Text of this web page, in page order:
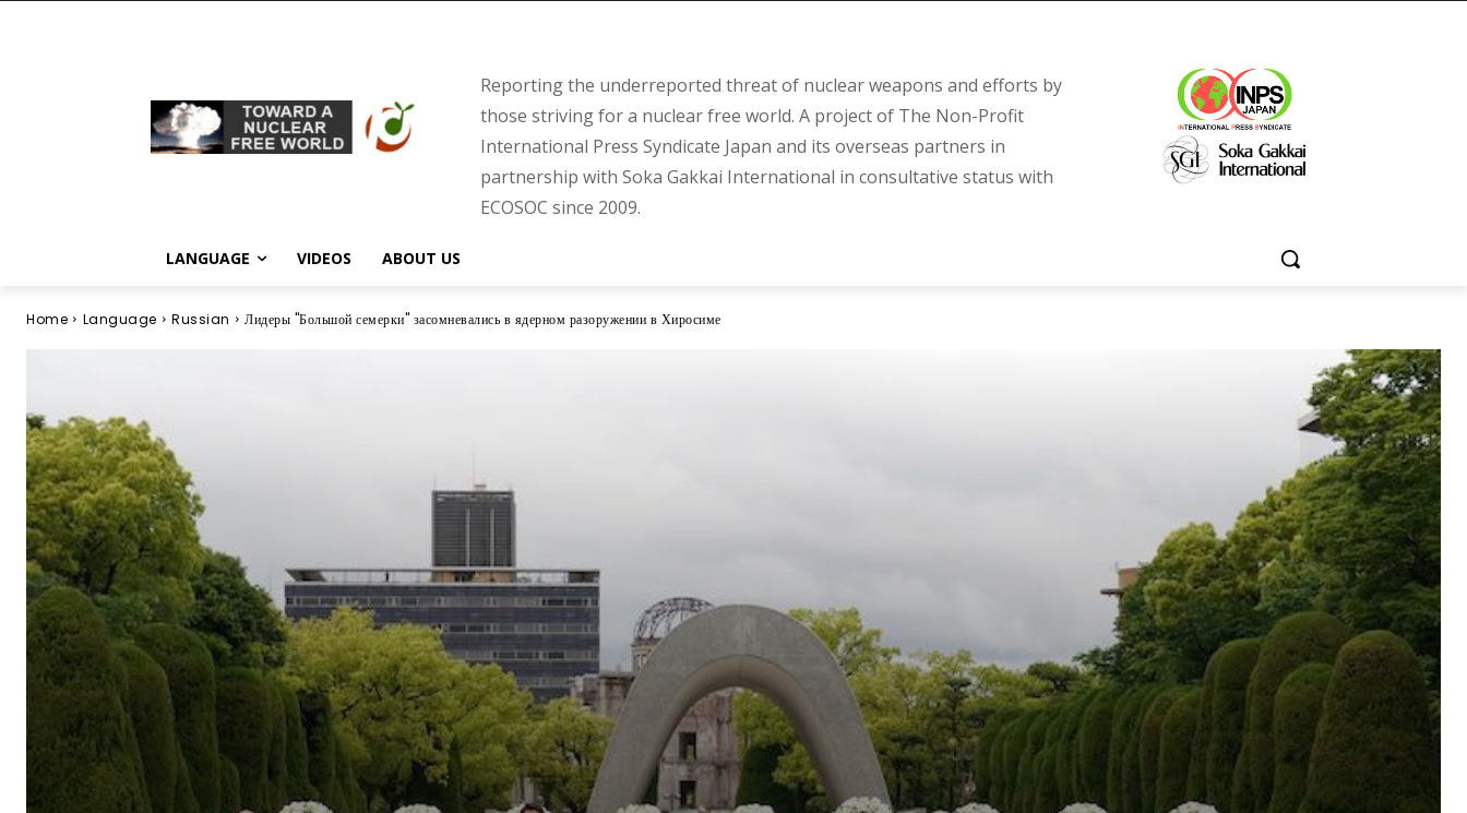
Reporting the underreported threat of nuclear weapons and efforts by
those striving for a nuclear free world. A project of The Non-Profit
International Press Syndicate Japan and its overseas partners in
partnership with Soka Gakkai International in consultative status with
ECOSOC since 2009.
LANGUAGE VIDEOS ABOUT US
Home Language Russian Лидеры "Большой семерки" засомневались в ядерном разоружении в Хиросиме